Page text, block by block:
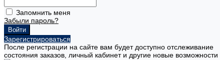
Запомнить меня
Забыли пароль?
Зарегистрироваться
После регистрации на сайте вам будет доступно отслеживание
состояния заказов, личный кабинет и другие новые возможности